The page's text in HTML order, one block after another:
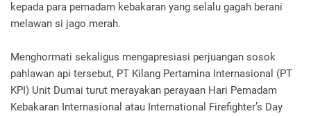
kepada para pemadam kebakaran yang selalu gagah berani
melawan si jago merah.
Menghormati sekaligus mengapresiasi perjuangan sosok
pahlawan api tersebut, PT Kilang Pertamina Internasional (PT
KPI) Unit Dumai turut merayakan perayaan Hari Pemadam
Kebakaran Internasional atau International Firefighter’s Day